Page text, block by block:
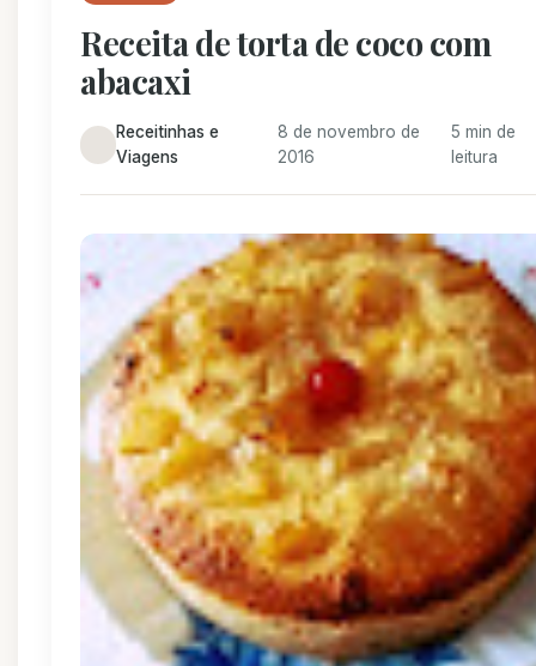
Receita de torta de coco com
abacaxi
Receitinhas e
Viagens
8 de novembro de
2016
5 min de
leitura